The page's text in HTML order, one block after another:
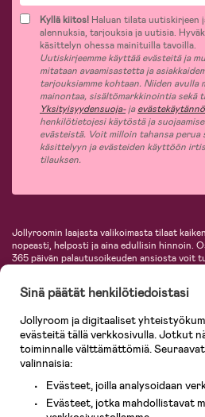
Kyllä kiitos! Haluan tilata uutiskirjeen
alennuksia, tarjouksia ja uutisia.
käsittelyn ohessa mainituilla tavoilla.
Uutiskirjeemme käyttää evästeitä ja
mitataan avaamisastetta ja
tarjouksiamme kohtaan. Niiden avulla
mainontaa, sisältömarkkinointia sekä
Yksityisyydensuoja-ja
henkilötietojesi käytöstä ja
evästeistä. Voit milloin tahansa
käsittelyyn ja evästeiden käyttöön
tilauksen.
Jollyroomin laajasta valikoimasta tilaat
nopeasti, helposti ja aina edullisin hinnoin.
365 päivän palautusoikeuden ansiosta voit
lastentarvikkeita sekä paljon muuta. Meiltä
KidKraft, Ergobaby, Philips Avent, Neonate,
Tervetuloa shoppailemaan Pohjoismaiden
verkkokauppaan!
Sinä päätät henkilötiedoistasi
Jollyroom ja digitaaliset
evästeitä tällä verkkosivulla. Jotkut
toiminnalle välttämättömiä.
valinnaisia:
Evästeet, joilla analysoidaan
Evästeet, jotka mahdollistavat